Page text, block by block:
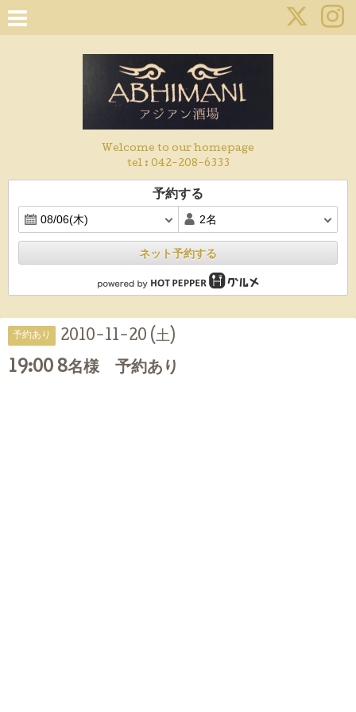
Welcome to our homepage
tel : 042-208-6333
予約する
ネット予約する
予約あり 2010-11-20 (土)
19:00 8名様 予約あり